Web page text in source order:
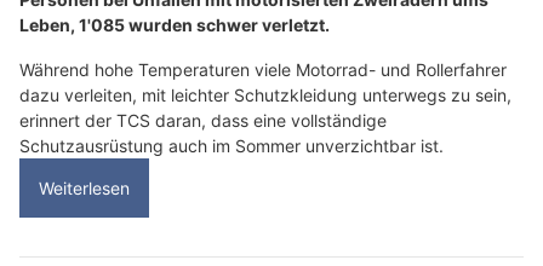
Leben, 1'085 wurden schwer verletzt.
Während hohe Temperaturen viele Motorrad- und Rollerfahrer
dazu verleiten, mit leichter Schutzkleidung unterwegs zu sein,
erinnert der TCS daran, dass eine vollständige
Schutzausrüstung auch im Sommer unverzichtbar ist.
Weiterlesen